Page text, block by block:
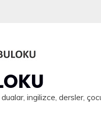
ingilizce, dersler,